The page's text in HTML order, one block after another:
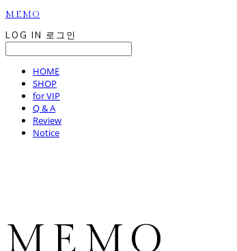
MEMO
LOG IN
로그인
HOME
SHOP
for VIP
Q & A
Review
Notice
MEMO